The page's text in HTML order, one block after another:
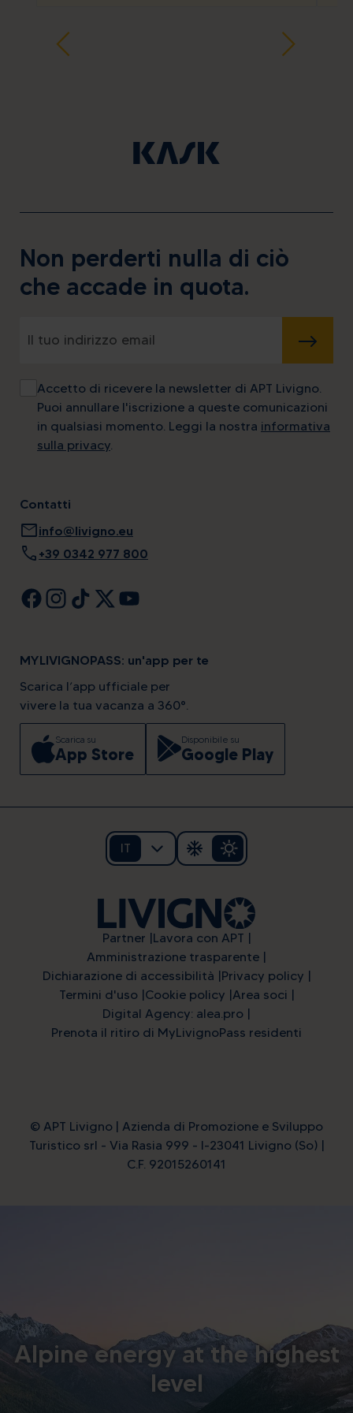
Non perderti nulla di ciò
che accade in quota.
INVIA
Accetto di ricevere la newsletter di APT Livigno.
Puoi annullare l'iscrizione a queste comunicazioni
in qualsiasi momento. Leggi la nostra informativa
sulla privacy.
Contatti
mailinfo@livigno.eu
call +39 0342 977 800
MYLIVIGNOPASS: un'app per te
Scarica l’app ufficiale per
vivere la tua vacanza a 360°.
Scarica su
App Store
Disponibile su
Google Play
IT
Partner Lavora con APT
Amministrazione trasparente
Dichiarazione di accessibilità Privacy policy
Termini d'uso Cookie policy Area soci
Digital Agency: alea.pro
Prenota il ritiro di MyLivignoPass residenti
© APT Livigno | Azienda di Promozione e Sviluppo
Turistico srl - Via Rasia 999 - I-23041 Livigno (So) |
C.F. 92015260141
Alpine energy at the highest
level